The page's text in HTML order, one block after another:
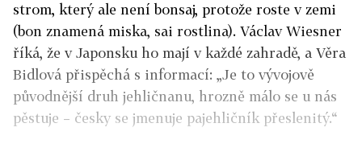
strom, který ale není bonsaj, protože roste v zemi
(bon znamená miska, sai rostlina). Václav Wiesner
říká, že v Japonsku ho mají v každé zahradě, a Věra
Bidlová přispěchá s informací: „Je to vývojově
původnější druh jehličnanu, hrozně málo se u nás
pěstuje – česky se jmenuje pajehličník přeslenitý.“